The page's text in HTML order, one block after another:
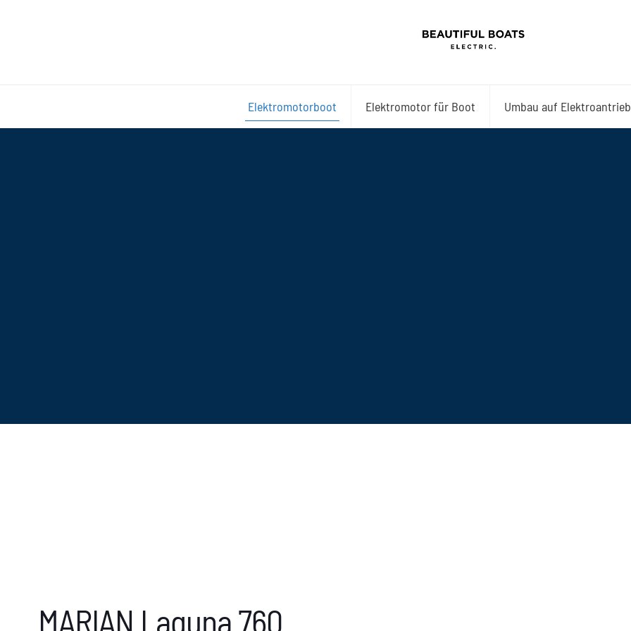
Elektromotorboot Elektromotor für Boot Umbau auf Elektroantrieb
MARIAN Laguna 760